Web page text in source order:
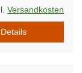
Versandkosten